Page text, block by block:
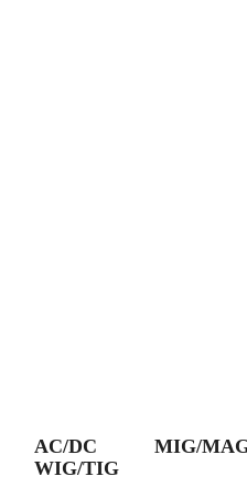
AC/DC
WIG/TIG
MIG/